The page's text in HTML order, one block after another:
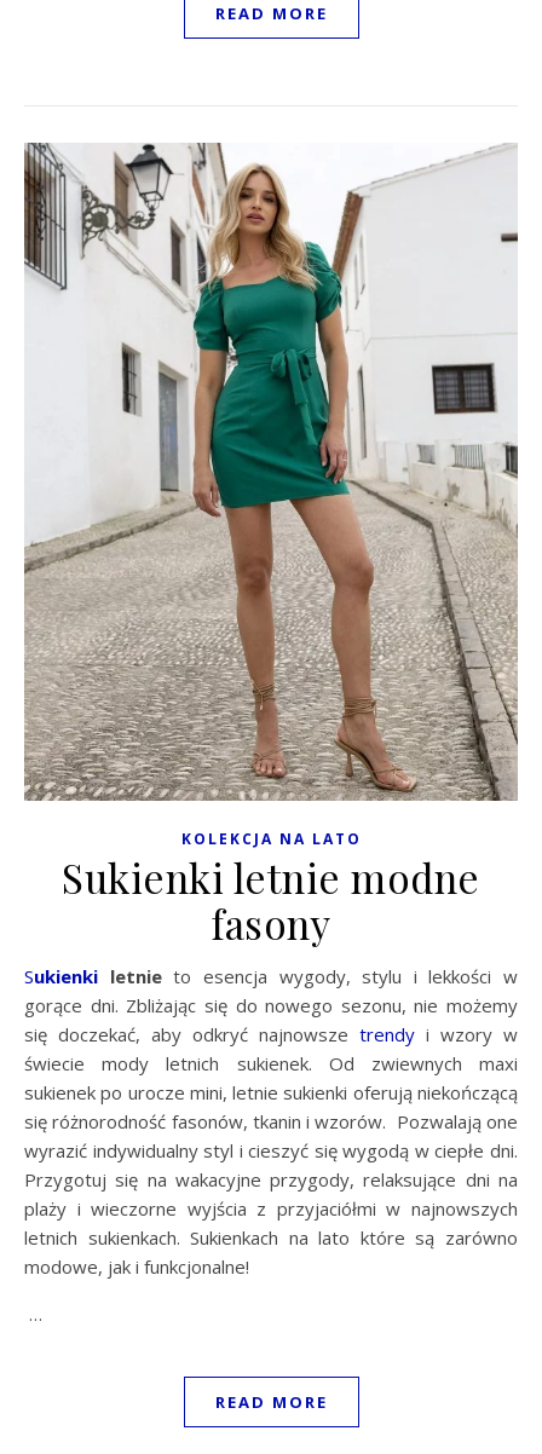
READ MORE
KOLEKCJA NA LATO
Sukienki letnie modne
fasony
Sukienki letnieto esencja wygody, stylu i lekkości w
gorące dni. Zbliżając się do nowego sezonu, nie możemy
się doczekać, aby odkryć najnowsze trendy i wzory w
świecie mody letnich sukienek. Od zwiewnych maxi
sukienek po urocze mini, letnie sukienki oferują niekończącą
się różnorodność fasonów, tkanin i wzorów. Pozwalają one
wyrazić indywidualny styl i cieszyć się wygodą w ciepłe dni.
Przygotuj się na wakacyjne przygody, relaksujące dni na
plaży i wieczorne wyjścia z przyjaciółmi w najnowszych
letnich sukienkach. Sukienkach na lato które są zarówno
modowe, jak i funkcjonalne!
…
READ MORE